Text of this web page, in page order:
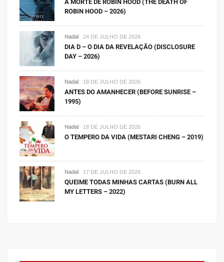
ROBIN HOOD – 2026)
Nadal 24 DE JULHO DE 2026
DIA D – O DIA DA REVELAÇÃO (DISCLOSURE
DAY – 2026)
Nadal 18 DE JULHO DE 2026
ANTES DO AMANHECER (BEFORE SUNRISE –
1995)
Nadal 18 DE JULHO DE 2026
O TEMPERO DA VIDA (MESTARI CHENG – 2019)
Nadal 17 DE JULHO DE 2026
QUEIME TODAS MINHAS CARTAS (BURN ALL
MY LETTERS – 2022)